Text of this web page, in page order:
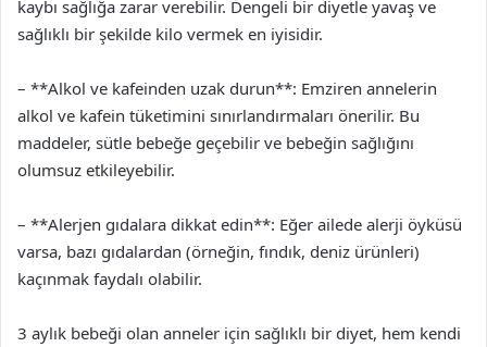
kaybı sağlığa zarar verebilir. Dengeli bir diyetle yavaş ve
sağlıklı bir şekilde kilo vermek en iyisidir.
– **Alkol ve kafeinden uzak durun**: Emziren annelerin
alkol ve kafein tüketimini sınırlandırmaları önerilir. Bu
maddeler, sütle bebeğe geçebilir ve bebeğin sağlığını
olumsuz etkileyebilir.
– **Alerjen gıdalara dikkat edin**: Eğer ailede alerji öyküsü
varsa, bazı gıdalardan (örneğin, fındık, deniz ürünleri)
kaçınmak faydalı olabilir.
3 aylık bebeği olan anneler için sağlıklı bir diyet, hem kendi